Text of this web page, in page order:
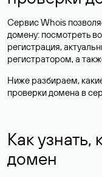
Сервис Whois
домену: посмотреть
регистрация,
регистратором, а
Ниже разбираем,
проверки домена в
Как
домен